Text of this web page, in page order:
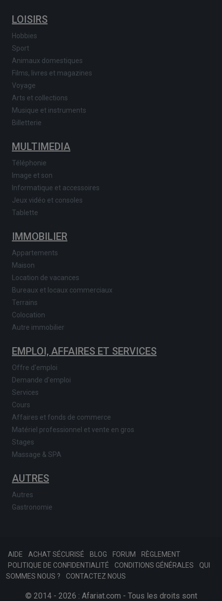
LOISIRS
Hobbies
Sport
Animaux domestiques
Films, livres et magazines
Voyage
Arts et collections
Musique et instruments
Billetterie
MULTIMEDIA
Téléphonie
Image et son
Informatique et accessoires
Jeux vidéo et consoles
Tablette
IMMOBILIER
Appartements
Maison
Location de vacances
Bureaux et locaux commerciaux
Terrains
Colocation
Autre immobilier
EMPLOI, AFFAIRES ET SERVICES
Offre d'emploi
Demande d'emploi
Services
Cours
Affaires et fonds de commerce
Matériel professionnel et vente en gros
Stages
Massage & SPA
AUTRES
Autres
Gastronomie
AIDE ACHAT SÉCURISÉ BLOG FORUM
RÈGLEMENT
POLITIQUE DE CONFIDENTIALITÉ
CONDITIONS GÉNÉRALES
QUI
SOMMES NOUS ?
CONTACTEZ NOUS
© 2014 - 2026 : Afariat.com - Tous les droits sont